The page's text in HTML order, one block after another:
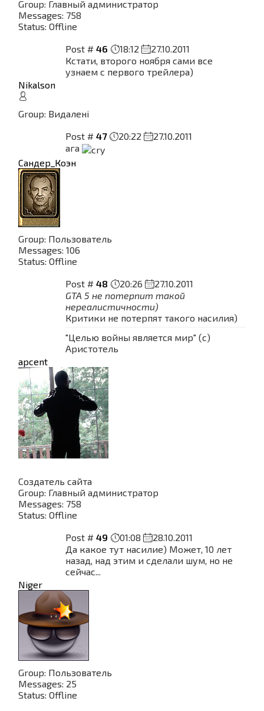
Group: Главный администратор
Messages: 758
Status: Offline
Post # 46 18:12
27.10.2011
Кстати, второго ноября сами все
узнаем с первого трейлера)
Nikalson
Group: Видалені
Post # 47 20:22
27.10.2011
ага
Сандер_Коэн
Group: Пользователь
Messages: 106
Status: Offline
Post # 48 20:26
27.10.2011
GTA 5 не потерпит такой
нереалистичности)
Критики не потерпят такого насилия)
"Целью войны является мир" (с)
Аристотель
apcent
Создатель сайта
Group: Главный администратор
Messages: 758
Status: Offline
Post # 49 01:08
28.10.2011
Да какое тут насилие) Может, 10 лет
назад, над этим и сделали шум, но не
сейчас...
Niger
Group: Пользователь
Messages: 25
Status: Offline